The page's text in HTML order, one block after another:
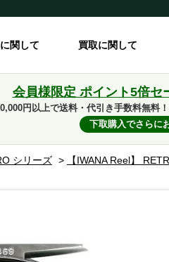
関して 買取に関して
会員様限定 ポイント5倍セ
円以上で送料・代引き手数料無料！
下取購入でさらに
シリーズ > 【IWANA Reel】